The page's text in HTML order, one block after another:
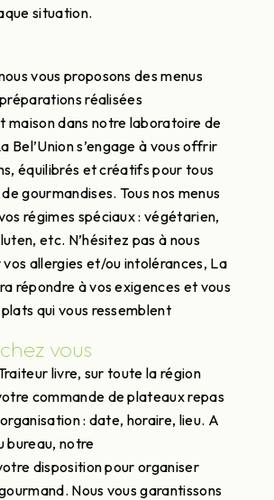
situation.
vous proposons des menus
réalisées
maison dans notre laboratoire de
Bel’Union s’engage à vous offrir
équilibrés et créatifs pour tous
gourmandises. Tous nos menus
régimes spéciaux : végétarien,
etc. N’hésitez pas à nous
allergies et/ou intolérances, La
répondre à vos exigences et vous
qui vous ressemblent
vous
livre, sur toute la région
commande de plateaux repas
: date, horaire, lieu. A
bureau, notre
disposition pour organiser
Nous vous garantissons